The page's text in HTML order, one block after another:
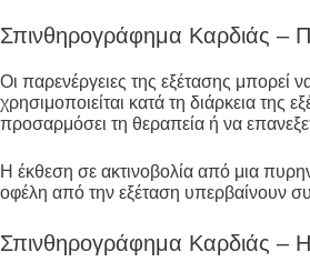
Σπινθηρογράφημα Καρδιάς –
Οι παρενέργειες της εξέτασης μπορεί
χρησιμοποιείται κατά τη διάρκεια
προσαρμόσει τη θεραπεία ή να
Η έκθεση σε ακτινοβολία από μια
οφέλη από την εξέταση υπερβαίνουν
Σπινθηρογράφημα Καρδιάς –